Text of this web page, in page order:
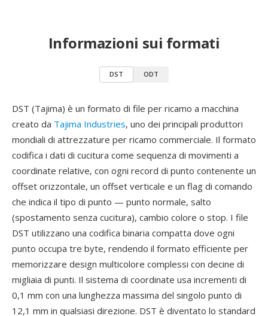
Informazioni sui formati
DST ODT
DST (Tajima) è un formato di file per ricamo a macchina
creato da Tajima Industries, uno dei principali produttori
mondiali di attrezzature per ricamo commerciale. Il formato
codifica i dati di cucitura come sequenza di movimenti a
coordinate relative, con ogni record di punto contenente un
offset orizzontale, un offset verticale e un flag di comando
che indica il tipo di punto — punto normale, salto
(spostamento senza cucitura), cambio colore o stop. I file
DST utilizzano una codifica binaria compatta dove ogni
punto occupa tre byte, rendendo il formato efficiente per
memorizzare design multicolore complessi con decine di
migliaia di punti. Il sistema di coordinate usa incrementi di
0,1 mm con una lunghezza massima del singolo punto di
12,1 mm in qualsiasi direzione. DST è diventato lo standard